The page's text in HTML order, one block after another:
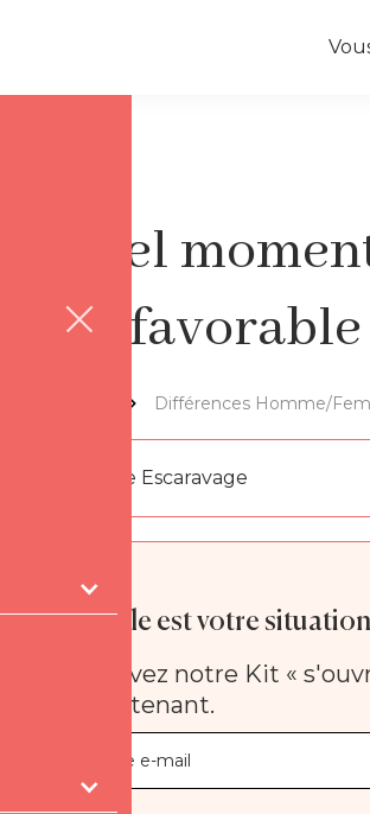
A quel
plus
Différences Homme/
Florence Escaravage
Quelle est votre
Recevez notre Kit «
maintenant.